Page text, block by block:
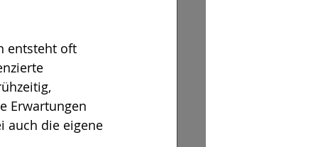
entsteht oft
Erwartungen
auch die eigene